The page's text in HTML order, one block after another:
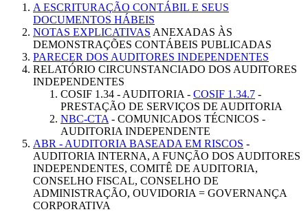
A ESCRITURAÇÃO CONTÁBIL E SEUS
DOCUMENTOS HÁBEIS
NOTAS EXPLICATIVAS ANEXADAS ÀS
DEMONSTRAÇÕES CONTÁBEIS PUBLICADAS
PARECER DOS AUDITORES INDEPENDENTES
RELATÓRIO CIRCUNSTANCIADO DOS AUDITORES
INDEPENDENTES
COSIF 1.34 - AUDITORIA - COSIF 1.34.7 -
PRESTAÇÃO DE SERVIÇOS DE AUDITORIA
NBC-CTA - COMUNICADOS TÉCNICOS -
AUDITORIA INDEPENDENTE
ABR - AUDITORIA BASEADA EM RISCOS -
AUDITORIA INTERNA, A FUNÇÃO DOS AUDITORES
INDEPENDENTES, COMITÊ DE AUDITORIA,
CONSELHO FISCAL, CONSELHO DE
ADMINISTRAÇÃO, OUVIDORIA = GOVERNANÇA
CORPORATIVA